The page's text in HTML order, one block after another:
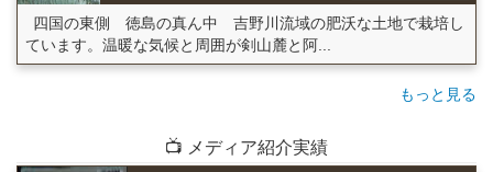
四国の東側 徳島の真ん中 吉野川流域の肥沃な土地で栽培し
ています。温暖な気候と周囲が剣山麓と阿...
もっと見る
📺 メディア紹介実績